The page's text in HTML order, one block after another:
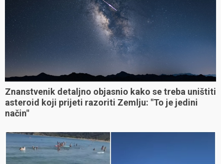
Znanstvenik detaljno objasnio kako se treba uništiti
asteroid koji prijeti razoriti Zemlju: "To je jedini
način"